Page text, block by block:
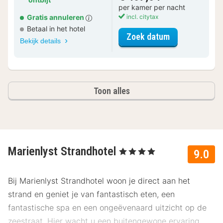
Gratis annuleren
Betaal in het hotel
Bekijk details
per kamer per nacht
incl. citytax
Zoek datumvoor Superior
Toon alles
9.0
Marienlyst Strandhotel , 4 Sterren
Bij Marienlyst Strandhotel woon je direct aan het
strand en geniet je van fantastisch eten, een
fantastische spa en een ongeëvenaard uitzicht op de